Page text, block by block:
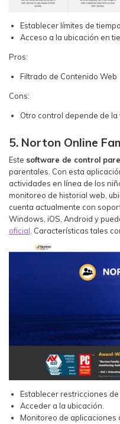
Establecer límites de
Acceso a la ubicación en
Pros:
Filtrado de Contenido Web
Cons:
Otro control depende de
5. Norton Online
Este software de control
parentales. Con esta
actividades en línea de los
monitoreo de historial web,
cuenta actualmente con
Windows, iOS, Android y
oficial . Características tales
Establecer restricciones de
Acceder a la ubicación.
Monitoreo de aplicaciones